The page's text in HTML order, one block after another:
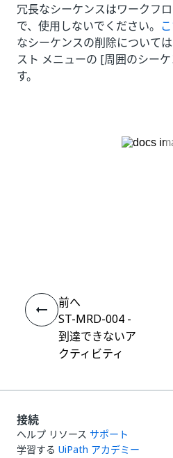
冗長なシーケンスはワークフ
で、使用しないでください。
なシーケンスの削除については
スト メニューの [周囲のシー
す。
前へ
ST-MRD-004 -
到達できないア
クティビティ
接続
ヘルプ リソース サポート
学習する UiPath アカデミー